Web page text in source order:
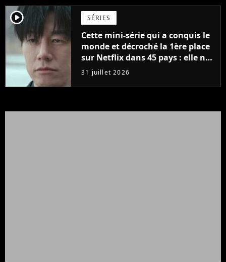
player2 SÉRIES
Cette mini-série qui a conquis le
monde et décroché la 1ère place
sur Netflix dans 45 pays : elle ne
compte que 10 épisodes et c'est
un phénomène mondial
31 juillet 2026